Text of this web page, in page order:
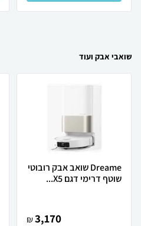
שואבי אבק ועוד
Dreame שואב אבק רובוטי
שוטף דרימי דגם X5...
3,170
₪